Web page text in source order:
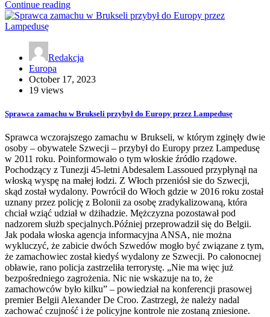
Continue reading
Redakcja
Europa
October 17, 2023
19 views
Sprawca zamachu w Brukseli przybył do Europy przez Lampedusę
Sprawca wczorajszego zamachu w Brukseli, w którym zginęły dwie
osoby – obywatele Szwecji – przybył do Europy przez Lampedusę
w 2011 roku. Poinformowało o tym włoskie źródło rządowe.
Pochodzący z Tunezji 45-letni Abdesalem Lassoued przypłynął na
włoską wyspę na małej łodzi. Z Włoch przeniósł sie do Szwecji,
skąd został wydalony. Powrócił do Włoch gdzie w 2016 roku został
uznany przez policję z Bolonii za osobę zradykalizowaną, która
chciał wziąć udział w dżihadzie. Mężczyzna pozostawał pod
nadzorem służb specjalnych.Później przeprowadził się do Belgii.
Jak podała włoska agencja informacyjna ANSA, nie można
wykluczyć, że zabicie dwóch Szwedów mogło być związane z tym,
że zamachowiec został kiedyś wydalony ze Szwecji. Po całonocnej
obławie, rano policja zastrzeliła terrorystę. „Nie ma więc już
bezpośredniego zagrożenia. Nic nie wskazuje na to, że
zamachowców było kilku” – powiedział na konferencji prasowej
premier Belgii Alexander De Croo. Zastrzegł, że należy nadal
zachować czujność i że policyjne kontrole nie zostaną zniesione.